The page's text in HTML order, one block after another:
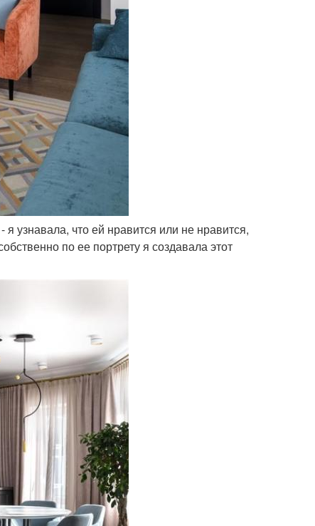
узнавала, что ей нравится или не нравится,
по ее портрету я создавала этот